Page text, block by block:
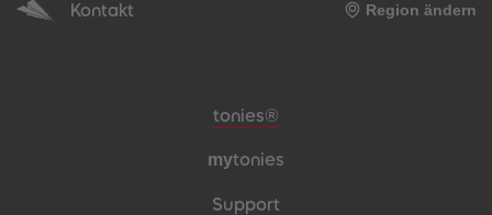
Kontakt Region ändern
Meta-Navigation Footer
tonies®
mytonies
Support